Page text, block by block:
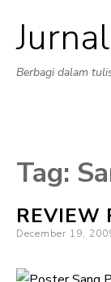
Berbagi dalam
Tag:
REVIEW
Posted
December 19,